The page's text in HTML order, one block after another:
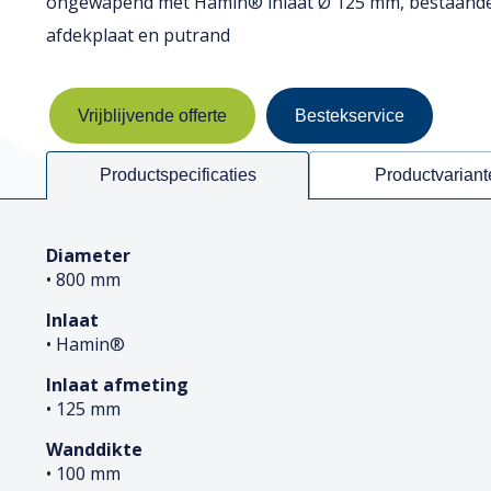
afdekplaat en putrand
Vrijblijvende offerte Bestekservice
Productspecificaties
Diameter
• 800 mm
Inlaat
• Hamin®
Inlaat afmeting
• 125 mm
Wanddikte
• 100 mm